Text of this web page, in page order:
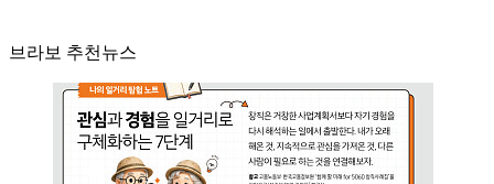
브라보 추천뉴스